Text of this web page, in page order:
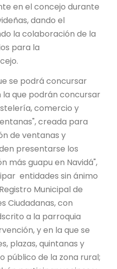
en el concejo durante
dando el
la colaboración de la
para la
se podrá concursar
que podrán concursar
comercio y
creada para
de ventanas y
presentarse los
más guapu en Navidá",
entidades sin ánimo
Municipal de
Ciudadanas, con
a la parroquia
y en la que se
plazas, quintanas y
público de la zona rural;